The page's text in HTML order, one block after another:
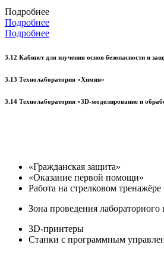
Подробнее
Подробнее
Подробнее
3.12 Кабинет для изучения основ безопасности и
3.13 Технолаборатория «Химия»
3.14 Технолаборатория «3D-моделирование и
«Гражданская защита»
«Оказание первой помощи»
Работа на стрелковом тренажёре
Зона проведения
3D-принтеры
Станки с программным